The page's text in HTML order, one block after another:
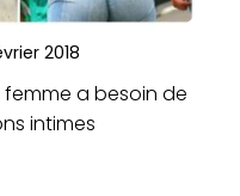
2018
femme a besoin de
intimes